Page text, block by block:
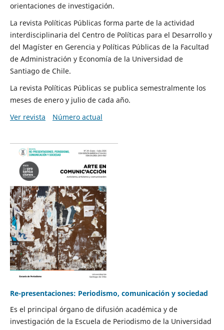
orientaciones de investigación.
La revista Políticas Públicas forma parte de la actividad
interdisciplinaria del Centro de Políticas para el Desarrollo y
del Magíster en Gerencia y Políticas Públicas de la Facultad
de Administración y Economía de la Universidad de
Santiago de Chile.
La revista Políticas Públicas se publica semestralmente los
meses de enero y julio de cada año.
Ver revista
Número actual
Re-presentaciones: Periodismo, comunicación y sociedad
Es el principal órgano de difusión académica y de
investigación de la Escuela de Periodismo de la Universidad